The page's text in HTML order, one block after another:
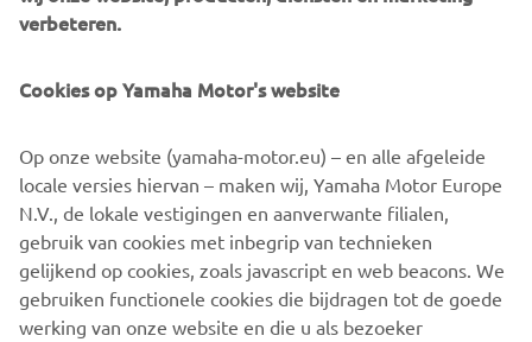
het water, met speciale aandacht voor comfort,
Elk model weerspiegelt functioneel Europees design in
combinatie met prestatiegerichte romptechnologie.
OFFICIËLE WEBSITE VAN STERK
verbeteren.
Cookies op Yamaha Motor's website
Op onze website (yamaha-motor.eu) – en alle afgeleide
locale versies hiervan – maken wij, Yamaha Motor Europe
N.V., de lokale vestigingen en aanverwante filialen,
gebruik van cookies met inbegrip van technieken
gelijkend op cookies, zoals javascript en web beacons. We
gebruiken functionele cookies die bijdragen tot de goede
werking van onze website en die u als bezoeker